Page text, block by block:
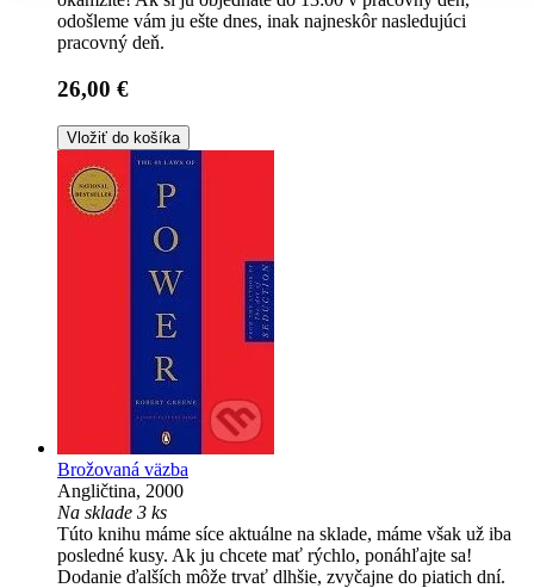
odošleme vám ju ešte dnes, inak najneskôr nasledujúci
pracovný deň.
26,00 €
Vložiť do košíka
Brožovaná väzba
Angličtina, 2000
Na sklade 3 ks
Túto knihu máme síce aktuálne na sklade, máme však už iba
posledné kusy. Ak ju chcete mať rýchlo, ponáhľajte sa!
Dodanie ďalších môže trvať dlhšie, zvyčajne do piatich dní.